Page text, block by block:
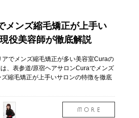
メンズ縮毛矯正が上手い
役美容師が徹底解説
でメンズ縮毛矯正が多い美容室Curaの
、表参道/原宿ヘアサロンCuraでメンズ
縮毛矯正が上手いサロンの特徴を徹底
山崎
絵莉